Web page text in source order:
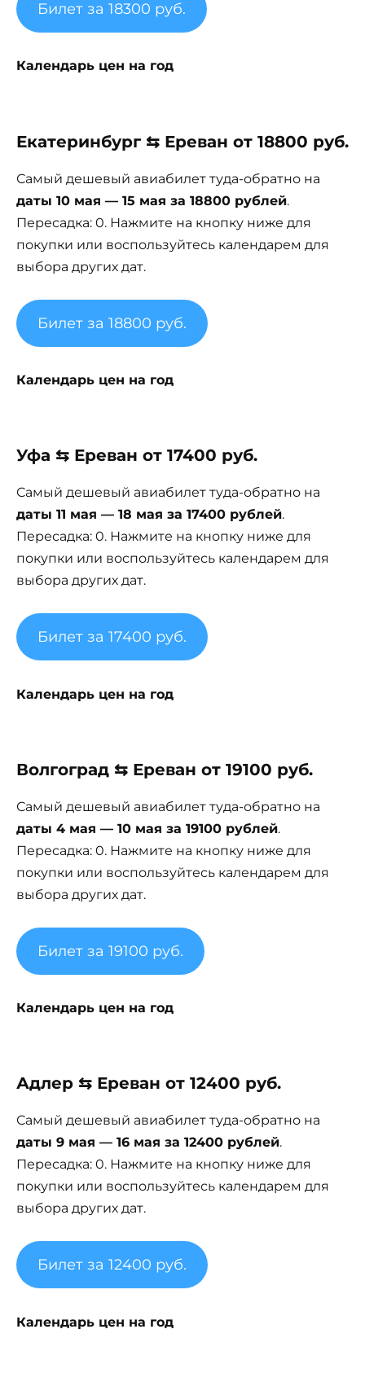
Билет за 18300 руб.
Календарь цен на год
Екатеринбург ⇆ Ереван от 18800 руб.
Самый дешевый авиабилет туда-обратно на
даты 10 мая — 15 мая за 18800 рублей.
Пересадка: 0. Нажмите на кнопку ниже для
покупки или воспользуйтесь календарем для
выбора других дат.
Билет за 18800 руб.
Календарь цен на год
Уфа ⇆ Ереван от 17400 руб.
Самый дешевый авиабилет туда-обратно на
даты 11 мая — 18 мая за 17400 рублей.
Пересадка: 0. Нажмите на кнопку ниже для
покупки или воспользуйтесь календарем для
выбора других дат.
Билет за 17400 руб.
Календарь цен на год
Волгоград ⇆ Ереван от 19100 руб.
Самый дешевый авиабилет туда-обратно на
даты 4 мая — 10 мая за 19100 рублей.
Пересадка: 0. Нажмите на кнопку ниже для
покупки или воспользуйтесь календарем для
выбора других дат.
Билет за 19100 руб.
Календарь цен на год
Адлер ⇆ Ереван от 12400 руб.
Самый дешевый авиабилет туда-обратно на
даты 9 мая — 16 мая за 12400 рублей.
Пересадка: 0. Нажмите на кнопку ниже для
покупки или воспользуйтесь календарем для
выбора других дат.
Билет за 12400 руб.
Календарь цен на год